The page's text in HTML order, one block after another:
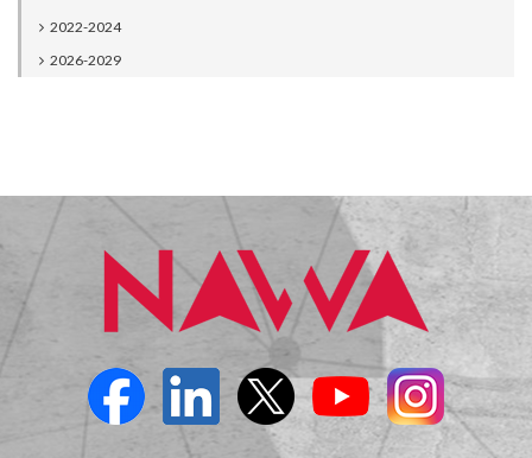
2022-2024
2026-2029